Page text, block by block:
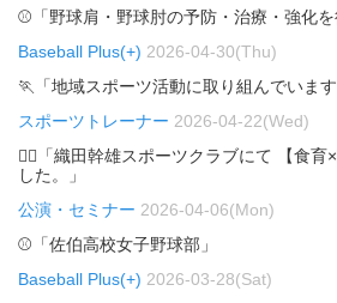
⚾「野球肩・野球肘の予防・治療・強化を
Baseball Plus(+) 2026-04-30(Thu)
🏃「地域スポーツ活動に取り組んでいます
スポーツトレーナー 2026-04-22(Wed)
🏃‍♂️「織田幹雄スポーツクラブにて 【食育
した。」
公演・セミナー 2026-04-06(Mon)
⚾「佐伯高校女子野球部」
Baseball Plus(+) 2026-03-28(Sat)